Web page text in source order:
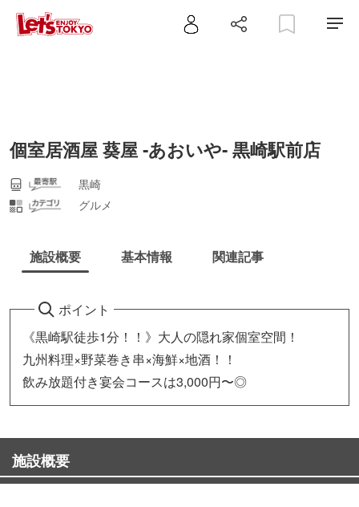
個室居酒屋 葵屋 ‐あおいや‐ 黒崎駅前店
黒崎
グルメ
施設概要 基本情報 関連記事
ポイント
《黒崎駅徒歩1分！！》大人の隠れ家個室空間！
九州料理×野菜巻き串×海鮮×地酒！！
飲み放題付き宴会コースは3,000円〜◎
施設概要